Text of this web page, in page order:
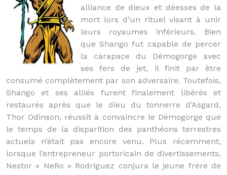
alliance de dieux et déesses de la
mort lors d’un rituel visant à unir
leurs royaumes inférieurs. Bien
que Shango fut capable de percer
la carapace du Démogorge avec
ses fers de jet, il finit par être
consumé complètement par son adversaire. Toutefois,
Shango et ses alliés furent finalement libérés et
restaurés après que le dieu du tonnerre d’Asgard,
Thor Odinson, réussit à convaincre le Démogorge que
le temps de la disparition des panthéons terrestres
actuels n’était pas encore venu. Plus récemment,
lorsque l’entrepreneur portoricain de divertissements,
Nestor « NeRo » Rodriguez conjura le jeune frère de